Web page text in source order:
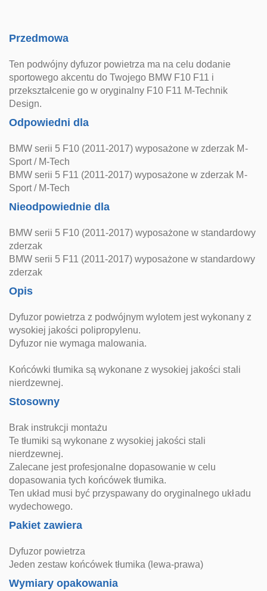
Przedmowa
Ten podwójny dyfuzor powietrza ma na celu dodanie
sportowego akcentu do Twojego BMW F10 F11 i
przekształcenie go w oryginalny F10 F11 M-Technik
Design.
Odpowiedni dla
BMW serii 5 F10 (2011-2017) wyposażone w zderzak M-
Sport / M-Tech
BMW serii 5 F11 (2011-2017) wyposażone w zderzak M-
Sport / M-Tech
Nieodpowiednie dla
BMW serii 5 F10 (2011-2017) wyposażone w standardowy
zderzak
BMW serii 5 F11 (2011-2017) wyposażone w standardowy
zderzak
Opis
Dyfuzor powietrza z podwójnym wylotem jest wykonany z
wysokiej jakości polipropylenu.
Dyfuzor nie wymaga malowania.
Końcówki tłumika są wykonane z wysokiej jakości stali
nierdzewnej.
Stosowny
Brak instrukcji montażu
Te tłumiki są wykonane z wysokiej jakości stali
nierdzewnej.
Zalecane jest profesjonalne dopasowanie w celu
dopasowania tych końcówek tłumika.
Ten układ musi być przyspawany do oryginalnego układu
wydechowego.
Pakiet zawiera
Dyfuzor powietrza
Jeden zestaw końcówek tłumika (lewa-prawa)
Wymiary opakowania